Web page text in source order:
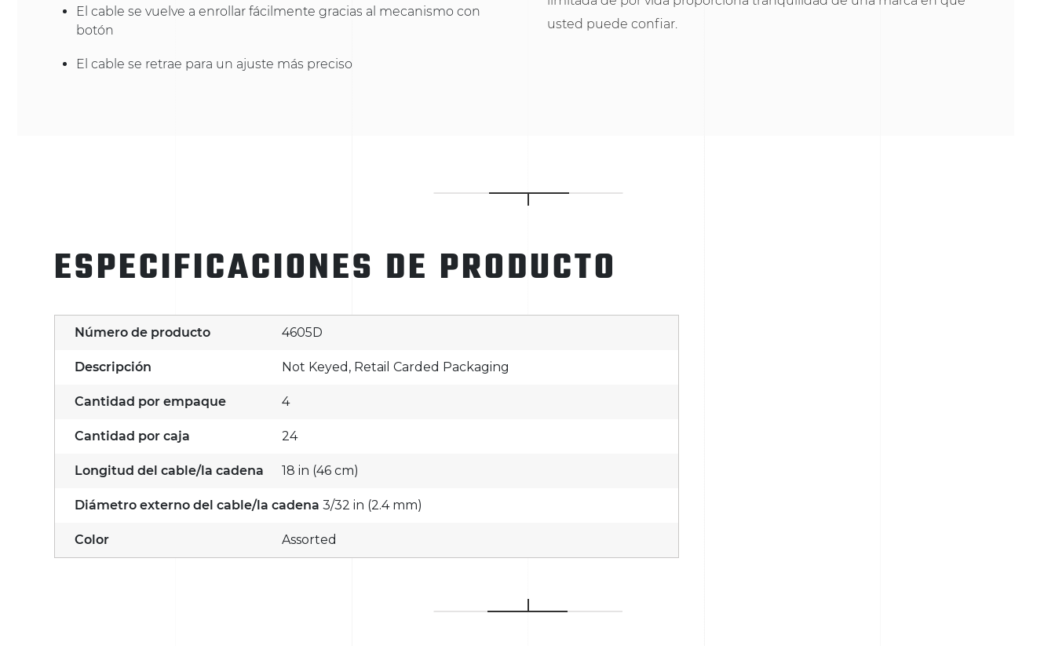
El cable se vuelve a enrollar fácilmente gracias al mecanismo con
botón
El cable se retrae para un ajuste más preciso
usted puede confiar.
ESPECIFICACIONES DE PRODUCTO
Número de producto 4605D
Descripción Not Keyed, Retail Carded Packaging
Cantidad por empaque 4
Cantidad por caja 24
Longitud del cable/la cadena 18 in (46 cm)
Diámetro externo del cable/la cadena 3/32 in (2.4 mm)
Color Assorted